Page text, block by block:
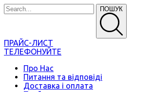
ПОШУК
ПРАЙС-ЛИСТ
ТЕЛЕФОНУЙТЕ
Про Нас
Питання та відповіді
Доставка і оплата